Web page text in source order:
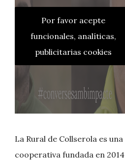
Por favor acepte
funcionales, analíticas,
publicitarias cookies
La Rural de Collserola es una
cooperativa fundada en 2014